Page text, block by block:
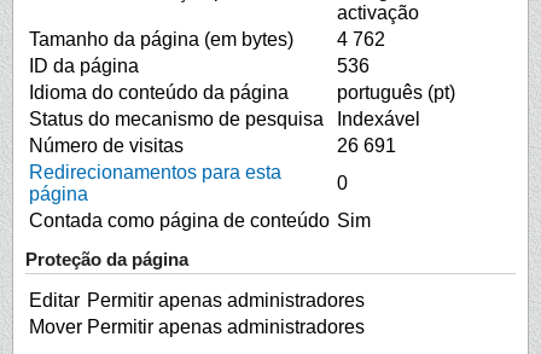
activação
Tamanho da página (em bytes)
4 762
ID da página
536
Idioma do conteúdo da página
português (pt)
Status do mecanismo de pesquisa
Indexável
Número de visitas
26 691
Redirecionamentos para esta
página
0
Contada como página de conteúdo Sim
Proteção da página
Editar Permitir apenas administradores
Mover Permitir apenas administradores